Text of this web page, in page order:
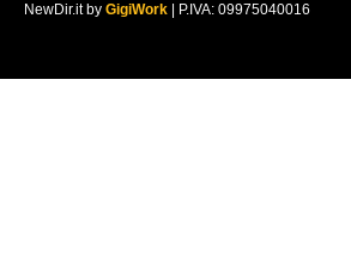
NewDir.it by GigiWork | P.IVA: 09975040016